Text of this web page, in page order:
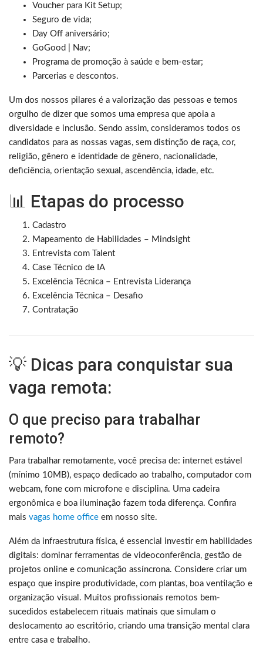
Voucher para Kit Setup;
Seguro de vida;
Day Off aniversário;
GoGood | Nav;
Programa de promoção à saúde e bem-estar;​
Parcerias e descontos.​
Um dos nossos pilares é a valorização das pessoas e temos
orgulho de dizer que somos uma empresa que apoia a
diversidade e inclusão. Sendo assim, consideramos todos os
candidatos para as nossas vagas, sem distinção de raça, cor,
religião, gênero e identidade de gênero, nacionalidade,
deficiência, orientação sexual, ascendência, idade, etc.​
📊 Etapas do processo
Cadastro
Mapeamento de Habilidades – Mindsight
Entrevista com Talent
Case Técnico de IA
Excelência Técnica – Entrevista Liderança
Excelência Técnica – Desafio
Contratação
💡 Dicas para conquistar sua
vaga remota:
O que preciso para trabalhar
remoto?
Para trabalhar remotamente, você precisa de: internet estável
(mínimo 10MB), espaço dedicado ao trabalho, computador com
webcam, fone com microfone e disciplina. Uma cadeira
ergonômica e boa iluminação fazem toda diferença. Confira
mais vagas home office em nosso site.
Além da infraestrutura física, é essencial investir em habilidades
digitais: dominar ferramentas de videoconferência, gestão de
projetos online e comunicação assíncrona. Considere criar um
espaço que inspire produtividade, com plantas, boa ventilação e
organização visual. Muitos profissionais remotos bem-
sucedidos estabelecem rituais matinais que simulam o
deslocamento ao escritório, criando uma transição mental clara
entre casa e trabalho.